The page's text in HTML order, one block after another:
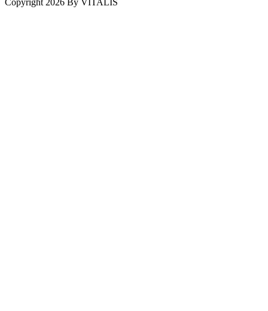
Copyright 2026 By VITALIS